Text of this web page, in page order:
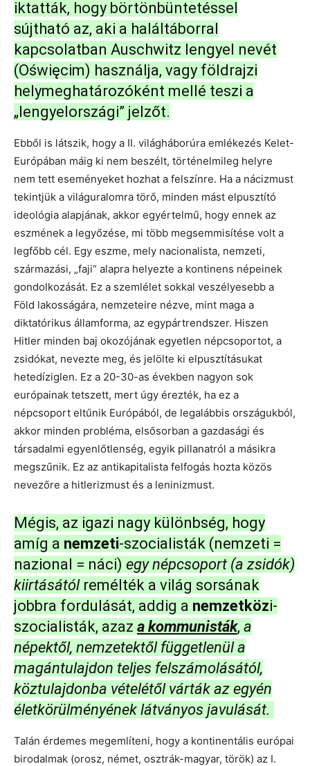
iktatták, hogy börtönbüntetéssel
sújtható az, aki a haláltáborral
kapcsolatban Auschwitz lengyel nevét
(Oświęcim) használja, vagy földrajzi
helymeghatározóként mellé teszi a
„lengyelországi” jelzőt.
Ebből is látszik, hogy a II. világháborúra emlékezés Kelet-
Európában máig ki nem beszélt, történelmileg helyre
nem tett eseményeket hozhat a felszínre. Ha a nácizmust
tekintjük a világuralomra törő, minden mást elpusztító
ideológia alapjának, akkor egyértelmű, hogy ennek az
eszmének a legyőzése, mi több megsemmisítése volt a
legfőbb cél. Egy eszme, mely nacionalista, nemzeti,
származási, „faji” alapra helyezte a kontinens népeinek
gondolkozását. Ez a szemlélet sokkal veszélyesebb a
Föld lakosságára, nemzeteire nézve, mint maga a
diktatórikus államforma, az egypártrendszer. Hiszen
Hitler minden baj okozójának egyetlen népcsoportot, a
zsidókat, nevezte meg, és jelölte ki elpusztításukat
hetedíziglen. Ez a 20-30-as években nagyon sok
európainak tetszett, mert úgy érezték, ha ez a
népcsoport eltűnik Európából, de legalábbis országukból,
akkor minden probléma, elsősorban a gazdasági és
társadalmi egyenlőtlenség, egyik pillanatról a másikra
megszűnik. Ez az antikapitalista felfogás hozta közös
nevezőre a hitlerizmust és a leninizmust.
Mégis, az igazi nagy különbség, hogy
amíg a nemzeti-szocialisták (nemzeti =
nazional = náci) egy népcsoport (a zsidók)
kiirtásátólremélték a világ sorsának
jobbra fordulását, addig a nemzetközi-
szocialisták, azaz a kommunisták, a
népektől, nemzetektől függetlenül a
magántulajdon teljes felszámolásától,
köztulajdonba vételétől várták az egyén
életkörülményének látványos javulását.
Talán érdemes megemlíteni, hogy a kontinentális európai
birodalmak (orosz, német, osztrák-magyar, török) az I.